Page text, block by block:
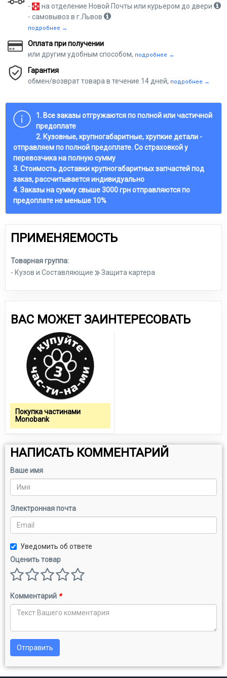
-
на отделение Новой Почты или курьером до двери
- самовывоз в г.Львов
подробнее →
Оплата при получении
или другим удобным способом, подробнее →
Гарантия
обмен/возврат товара в течение 14 дней, подробнее →
1. Все заказы отгружаются по полной или частичной
предоплате
2. Кузовные, крупногабаритные, хрупкие детали -
отправляем по полной предоплате. Со страховкой у
перевозчика на полную сумму
3. Стоимость доставки крупногабаритных запчастей под
заказ, рассчитывается индивидуально
4. Заказы на сумму свыше 3000 грн отправляются по
предоплате не меньше 10%
ПРИМЕНЯЕМОСТЬ
Товарная группа:
- Кузов и Составляющие
Защита картера
ВАС МОЖЕТ ЗАИНТЕРЕСОВАТЬ
Покупка частинами
Monobank
НАПИСАТЬ КОММЕНТАРИЙ
Ваше имя
Электронная почта
Уведомить об ответе
Оценить товар
Комментарий *
Отправить